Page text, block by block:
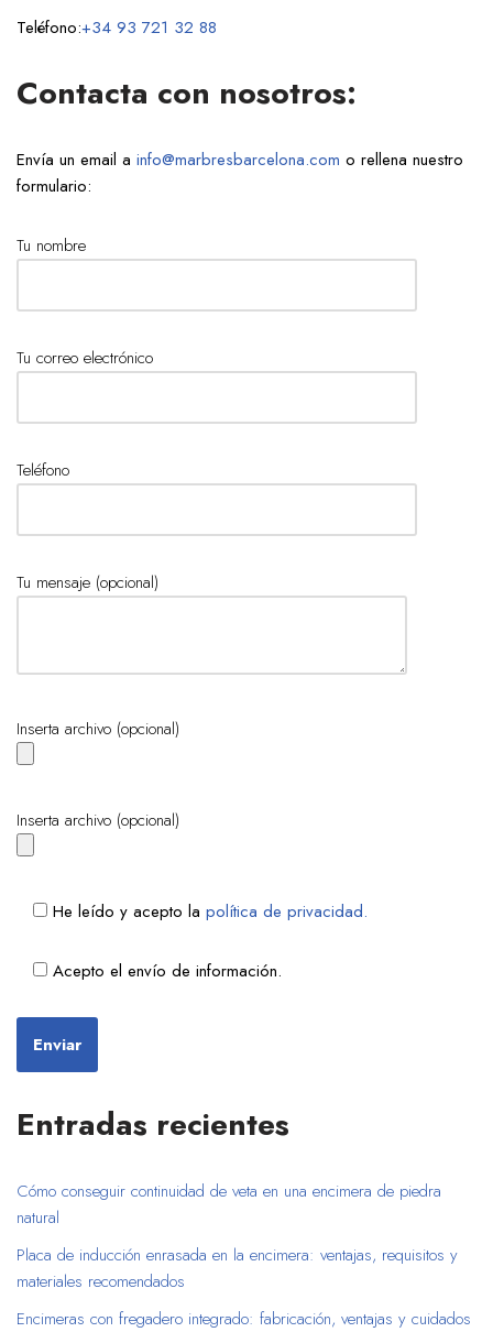
Teléfono:+34 93 721 32 88
Contacta con nosotros:
Envía un email a info@marbresbarcelona.com o rellena nuestro
formulario:
Tu nombre
Tu correo electrónico
Teléfono
Tu mensaje (opcional)
Inserta archivo (opcional)
Inserta archivo (opcional)
He leído y acepto la política de privacidad.
Acepto el envío de información.
Entradas recientes
Cómo conseguir continuidad de veta en una encimera de piedra
natural
Placa de inducción enrasada en la encimera: ventajas, requisitos y
materiales recomendados
Encimeras con fregadero integrado: fabricación, ventajas y cuidados